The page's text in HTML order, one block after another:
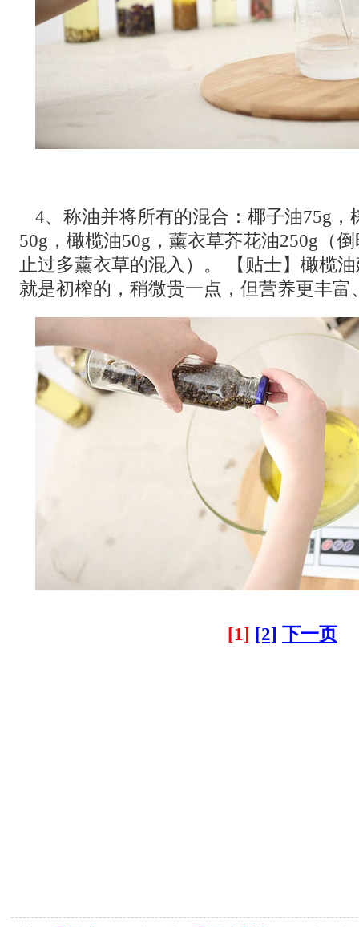
4、称油并将所有的混合：椰子油75g，
50g，橄榄油50g，薰衣草芥花油250g（
止过多薰衣草的混入）。 【贴士】橄榄
就是初榨的，稍微贵一点，但营养更丰富
[1] [2] 下一页